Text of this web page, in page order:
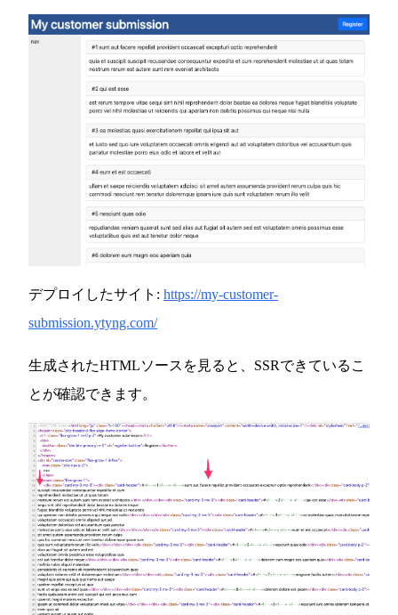
デプロイしたサイト: https://my-customer-
submission.ytyng.com/
生成されたHTMLソースを見ると、SSRできているこ
とが確認できます。